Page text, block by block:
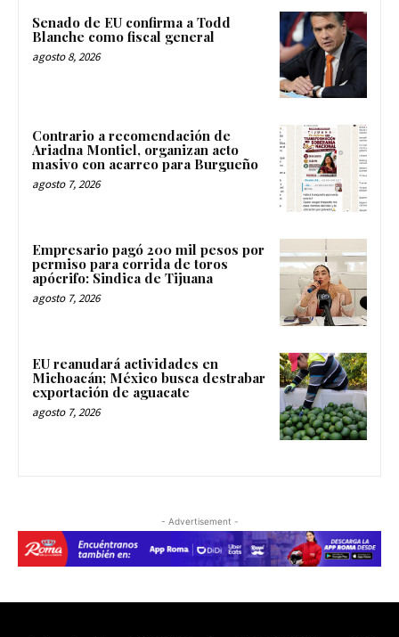
Senado de EU confirma a Todd
Blanche como fiscal general
agosto 8, 2026
Contrario a recomendación de
Ariadna Montiel, organizan acto
masivo con acarreo para Burgueño
agosto 7, 2026
Empresario pagó 200 mil pesos por
permiso para corrida de toros
apócrifo: Sindica de Tijuana
agosto 7, 2026
EU reanudará actividades en
Michoacán; México busca destrabar
exportación de aguacate
agosto 7, 2026
- Advertisement -